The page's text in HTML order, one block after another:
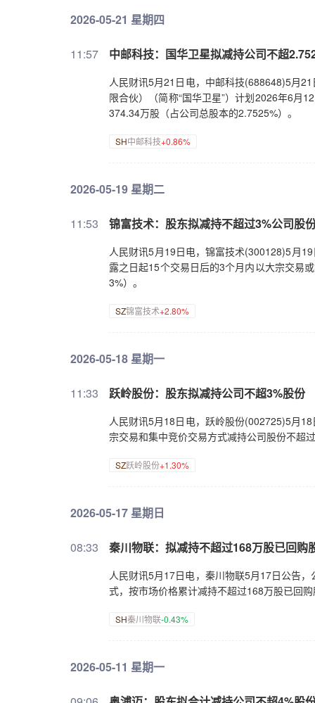
2026-05-21 星期四
11:57 中邮科技：国华卫星拟减持公司不超
人民财讯5月21日电，中邮科技(688648)5月
限合伙）（简称“国华卫星”）计划2026年6月
374.34万股（占公司总股本的2.7525%）。
SH中邮科技+0.86%
2026-05-19 星期二
11:53 锦富技术：股东拟减持不超过3%公司股
人民财讯5月19日电，锦富技术(300128)5月
露之日起15个交易日后的3个月内以大宗交易
3%）。
SZ锦富技术+2.80%
2026-05-18 星期一
11:33 跃岭股份：股东拟减持公司不超3%股份
人民财讯5月18日电，跃岭股份(002725)5月
宗交易和集中竞价交易方式减持公司股份不超
SZ跃岭股份+1.30%
2026-05-17 星期日
08:33 秦川物联：拟减持不超过168万股已回购
人民财讯5月17日电，秦川物联5月17日公告
式，按市场价格累计减持不超过168万股已回
SH秦川物联-0.43%
2026-05-11 星期一